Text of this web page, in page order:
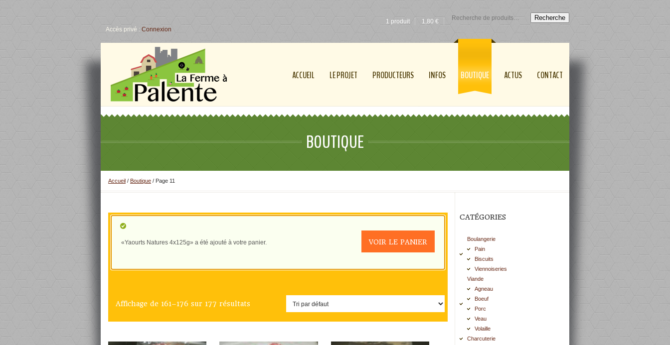
Accès privé : Connexion
1 produit 1,80 € Recherche
ACCUEIL LE PROJET PRODUCTEURS INFOS BOUTIQUE ACTUS CONTACT
BOUTIQUE
Accueil / Boutique / Page 11
«Yaourts Natures 4x125g» a été ajouté à votre panier. VOIR LE PANIER
Affichage de 161–176 sur 177 résultats
DÉTAILS DÉTAILS DÉTAILS
CATÉGORIES
Boulangerie
Pain
Biscuits
Viennoiseries
Viande
Agneau
Boeuf
Porc
Veau
Volaille
Charcuterie